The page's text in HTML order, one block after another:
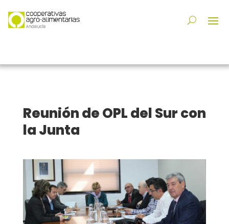
Reunión de OPL del Sur con
la Junta